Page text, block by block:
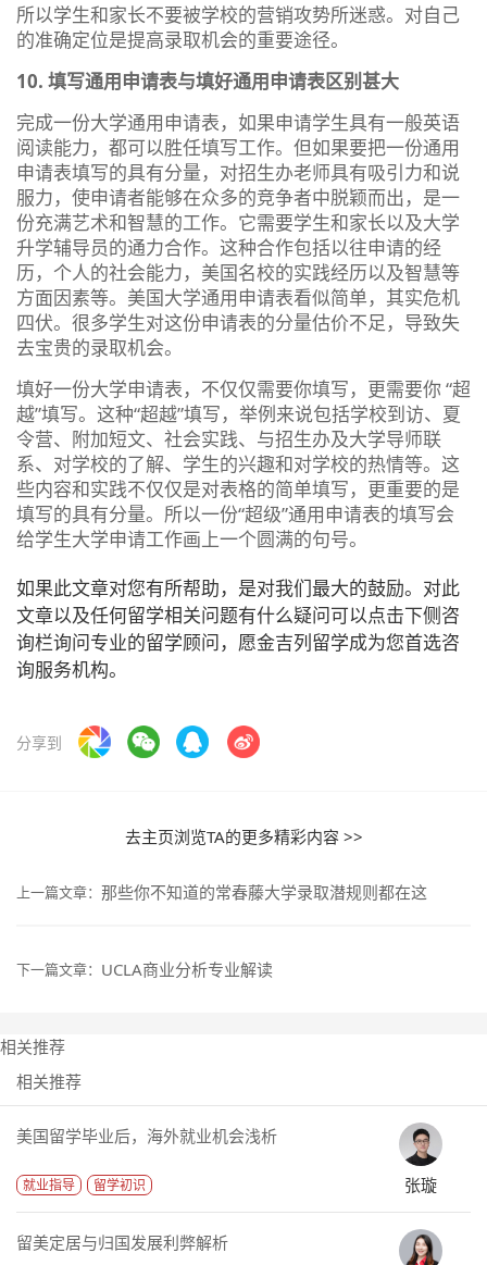
所以学生和家长不要被学校的营销攻势所迷惑。对自己
的准确定位是提高录取机会的重要途径。
10. 填写通用申请表与填好通用申请表区别甚大
完成一份大学通用申请表，如果申请学生具有一般英语
阅读能力，都可以胜任填写工作。但如果要把一份通用
申请表填写的具有分量，对招生办老师具有吸引力和说
服力，使申请者能够在众多的竞争者中脱颖而出，是一
份充满艺术和智慧的工作。它需要学生和家长以及大学
升学辅导员的通力合作。这种合作包括以往申请的经
历，个人的社会能力，美国名校的实践经历以及智慧等
方面因素等。美国大学通用申请表看似简单，其实危机
四伏。很多学生对这份申请表的分量估价不足，导致失
去宝贵的录取机会。
填好一份大学申请表，不仅仅需要你填写，更需要你 “超
越”填写。这种“超越”填写，举例来说包括学校到访、夏
令营、附加短文、社会实践、与招生办及大学导师联
系、对学校的了解、学生的兴趣和对学校的热情等。这
些内容和实践不仅仅是对表格的简单填写，更重要的是
填写的具有分量。所以一份“超级”通用申请表的填写会
给学生大学申请工作画上一个圆满的句号。
如果此文章对您有所帮助，是对我们最大的鼓励。对此
文章以及任何留学相关问题有什么疑问可以点击下侧咨
询栏询问专业的留学顾问，愿金吉列留学成为您首选咨
询服务机构。
分享到
去主页浏览TA的更多精彩内容 >>
上一篇文章： 那些你不知道的常春藤大学录取潜规则都在这
下一篇文章： UCLA商业分析专业解读
相关推荐
相关推荐
美国留学毕业后，海外就业机会浅析
就业指导 留学初识 张璇
留美定居与归国发展利弊解析